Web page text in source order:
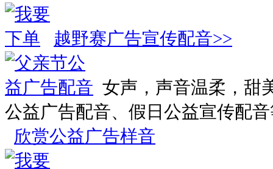
越野赛广告宣传配音>>
女声，声音温柔，甜
公益广告配音、假日公益宣传配
欣赏公益广告样音